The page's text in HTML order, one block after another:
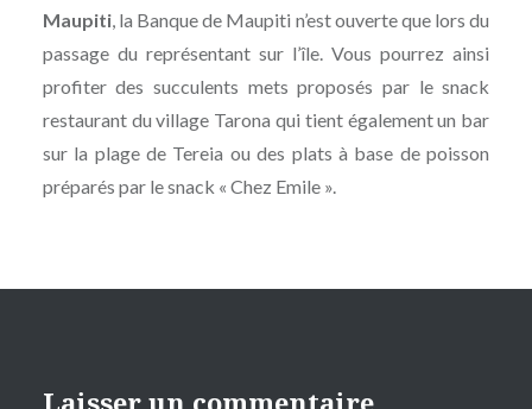
Maupiti, la Banque de Maupiti n’est ouverte que lors du
passage du représentant sur l’île. Vous pourrez ainsi
profiter des succulents mets proposés par le snack
restaurant du village Tarona qui tient également un bar
sur la plage de Tereia ou des plats à base de poisson
préparés par le snack « Chez Emile ».